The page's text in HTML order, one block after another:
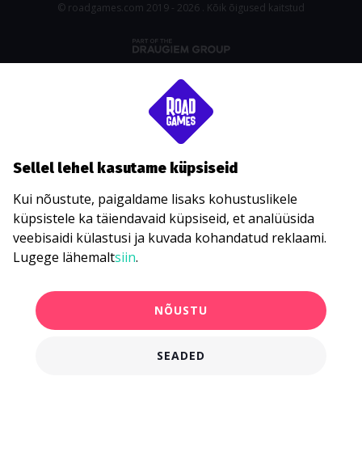
© roadgames.com 2019 - 2026 . Kõik õigused kaitstud
Sellel lehel kasutame küpsiseid
Kui nõustute, paigaldame lisaks kohustuslikele
küpsistele ka täiendavaid küpsiseid, et analüüsida
veebisaidi külastusi ja kuvada kohandatud reklaami.
Lugege lähemaltsiin.
NÕUSTU
SEADED